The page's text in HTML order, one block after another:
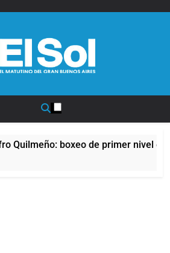
Quilmeño: boxeo de primer nivel en